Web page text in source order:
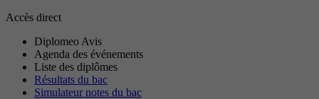
Accès direct
Diplomeo Avis
Agenda des événements
Liste des diplômes
Résultats du bac
Simulateur notes du bac